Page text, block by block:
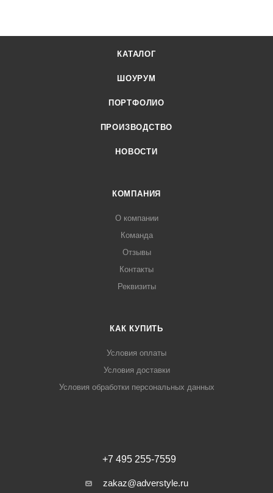
КАТАЛОГ
ШОУРУМ
ПОРТФОЛИО
ПРОИЗВОДСТВО
НОВОСТИ
КОМПАНИЯ
О компании
Команда
Отзывы
Контакты
Реквизиты
КАК КУПИТЬ
Условия оплаты
Условия доставки
Условия обработки персональных данных
+7 495 255-7559
zakaz@adverstyle.ru